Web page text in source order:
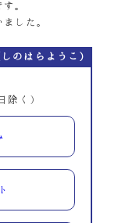
。
した。
のはらようこ）
除く）